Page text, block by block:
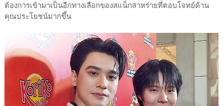
ต้องการเข้ามาเป็นอีกทางเลือกของสแน็กสาหร่ายที่ตอบโจทย์ด้าน
คุณประโยชน์มากขึ้น